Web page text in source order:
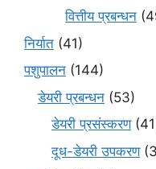
वित्तीय प्रबन्धन
निर्यात (41)
पशुपालन (144)
डेयरी प्रबन्धन (53)
डेयरी प्रसंस्करण
दूध-डेयरी उपकरण